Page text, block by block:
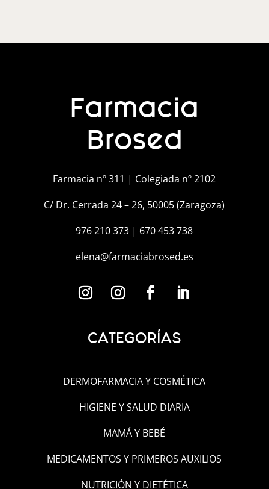
Farmacia
Brosed
Farmacia nº 311 | Colegiada nº 2102
C/ Dr. Cerrada 24 – 26, 50005 (Zaragoza)
976 210 373 | 670 453 738
elena@farmaciabrosed.es
CATEGORÍAS
DERMOFARMACIA Y COSMÉTICA
HIGIENE Y SALUD DIARIA
MAMÁ Y BEBÉ
MEDICAMENTOS Y PRIMEROS AUXILIOS
NUTRICIÓN Y DIETÉTICA